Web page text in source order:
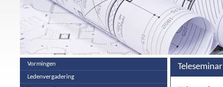
Vormingen
Ledenvergadering
Teleseminar